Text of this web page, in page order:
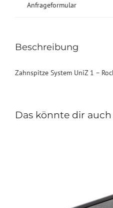
Anfrageformular
Beschreibung
Zahnspitze System UniZ 1 –
Das könnte dir